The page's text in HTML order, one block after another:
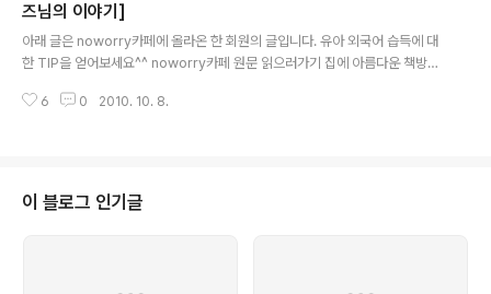
음이 말할 수 없이 복잡하더라구요. 학습지를 그만두고 사
교육의 효과에 대해 고민하고 공부해가기 시작했지요. 물
론 그 전부터 교육에 대한 고민은 많았지만 입학전이라 사
교육에 대한 고민은 깊이 하지 않았었어요. 시간과 돈을 투
자한 만큼 효율적인 학습이 이루어질까? 부터 시작했어요.
즈님의 이야기]
아래 글은 noworry카페에 올라온 한 회원의 글입니다. 유아 외국어 습득에 대
한 TIP을 얻어보세요^^ noworry카페 원문 읽으러가기 집에 아름다운 책방에
고구마를 캐는 내용이에요. 일본어를 소리나는 데로 읽고 아는 단어 몇개와 구
페이지마다 "요이쇼, 요이쇼!"하는 말이 나옵니다. 이건 영차, 영차에요. 요이쇼
요이쇼 반복되고, 고구마 뽑을 때마다 "누케타~!(뽑았다)"도 반복되고. 무지하..
6 0 2010. 10. 8.
이 블로그 인기글